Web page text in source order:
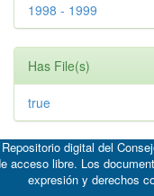
1998 - 1999
Has File(s)
true
digital del
acceso libre. Los
expresión y derechos